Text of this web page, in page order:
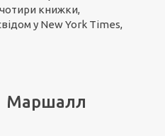
книжки,
у New York Times,
Маршалл